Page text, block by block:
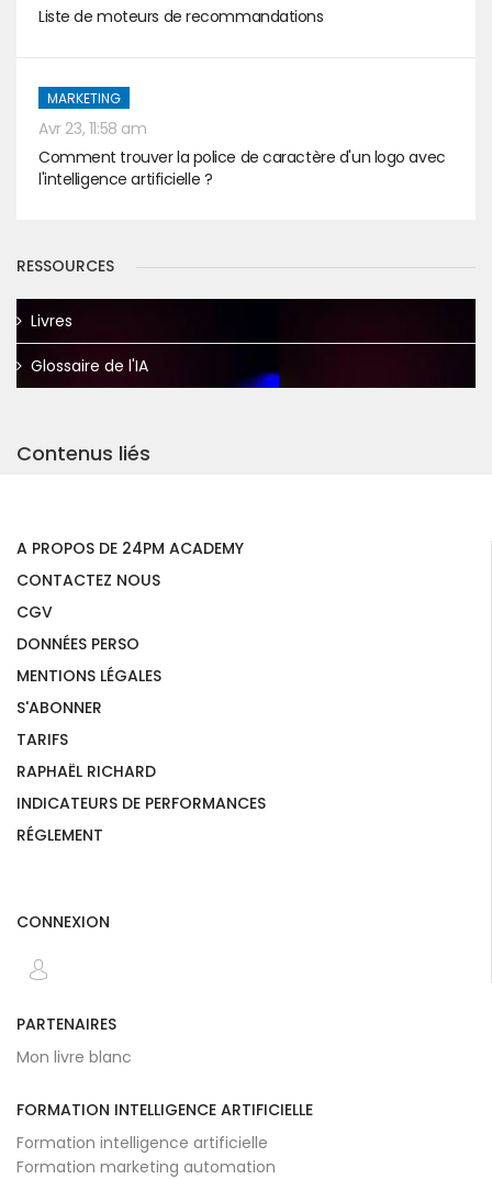
Liste de moteurs de recommandations
MARKETING
Avr 23, 11:58 am
Comment trouver la police de caractère d'un logo avec
l'intelligence artificielle ?
RESSOURCES
Livres
Glossaire de l'IA
Contenus liés
A PROPOS DE 24PM ACADEMY
CONTACTEZ NOUS
CGV
DONNÉES PERSO
MENTIONS LÉGALES
S'ABONNER
TARIFS
RAPHAËL RICHARD
INDICATEURS DE PERFORMANCES
RÉGLEMENT
CONNEXION
PARTENAIRES
Mon livre blanc
FORMATION INTELLIGENCE ARTIFICIELLE
Formation intelligence artificielle
Formation marketing automation